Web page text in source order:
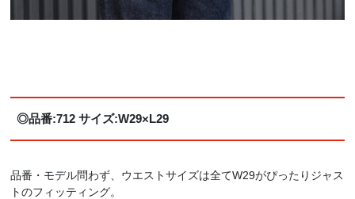
◎品番:712 サイズ:W29×L29
品番・モデル問わず、ウエストサイズは全てW29がぴったりジャス
トのフィッティング。